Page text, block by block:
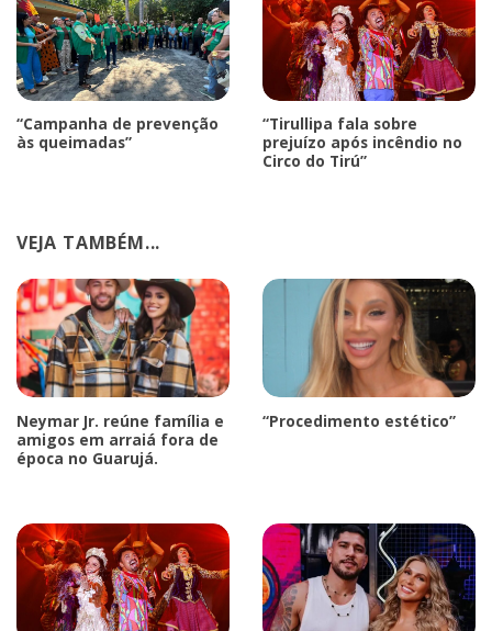
“Campanha de prevenção
às queimadas”
“Tirullipa fala sobre
prejuízo após incêndio no
Circo do Tirú”
VEJA TAMBÉM...
Neymar Jr. reúne família e
amigos em arraiá fora de
época no Guarujá.
“Procedimento estético”